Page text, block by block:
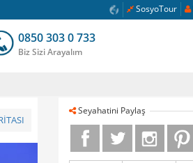
SosyoTour
0850 303 0 733
Biz Sizi Arayalım
Seyahatini Paylaş